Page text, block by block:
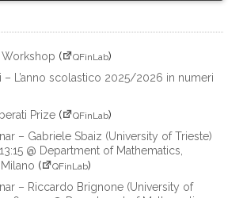
Workshop ( QFinLab)
– L’anno scolastico 2025/2026 in numeri
Prize ( QFinLab)
– Gabriele Sbaiz (University of Trieste)
@ Department of Mathematics,
( QFinLab)
– Riccardo Brignone (University of